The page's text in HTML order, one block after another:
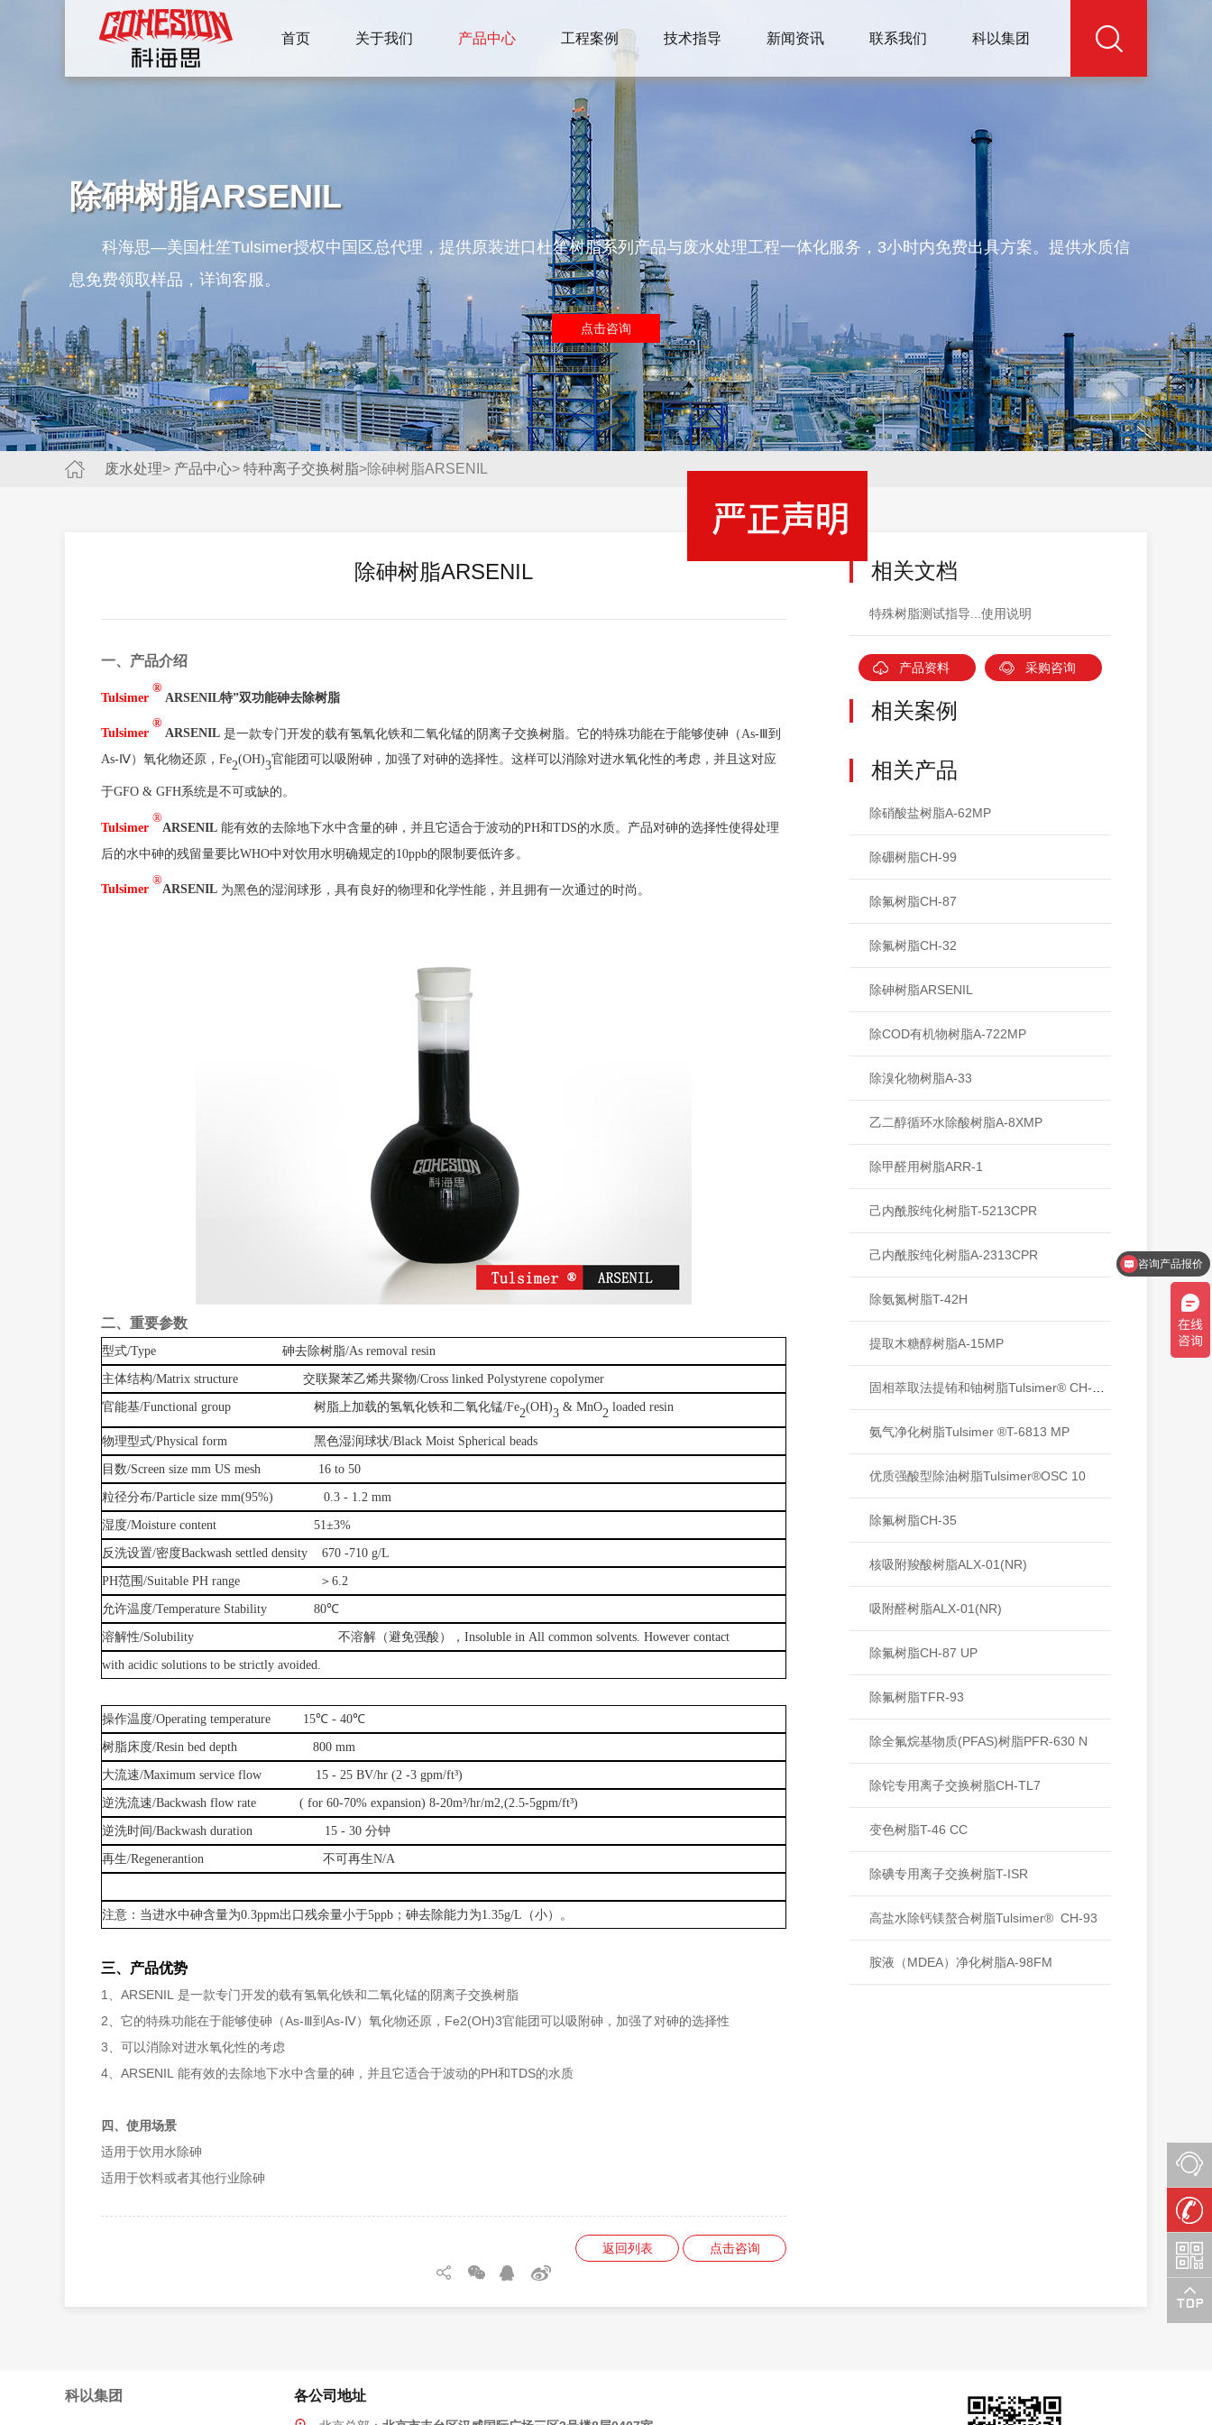
首页 关于我们 产品中心 工程案例 技术指导 新闻资讯 联系我们 科以集团
除砷树脂ARSENIL
科海思—美国杜笙Tulsimer授权中国区总代理，提供原装进口杜笙树脂系列产品与废水处理工程一体化服务，3小时内免费出具方案。提供水质信
息免费领取样品，详询客服。
点击咨询
废水处理> 产品中心> 特种离子交换树脂>除砷树脂ARSENIL
除砷树脂ARSENIL
一、 产品介绍
Tulsimer
®
ARSENIL特”双功能砷去除树脂
Tulsimer
®
ARSENIL 是一款专门开发的载有氢氧化铁和二氧化锰的阴离子交换树脂。它的特殊功能在于能够使砷（As-Ⅲ到
As-Ⅳ）氧化物还原，Fe2(OH)3官能团可以吸附砷，加强了对砷的选择性。这样可以消除对进水氧化性的考虑，并且这对应
于GFO & GFH系统是不可或缺的。
Tulsimer
®
ARSENIL 能有效的去除地下水中含量的砷，并且它适合于波动的PH和TDS的水质。产品对砷的选择性使得处理
后的水中砷的残留量要比WHO中对饮用水明确规定的10ppb的限制要低许多。
Tulsimer
®
ARSENIL 为黑色的湿润球形，具有良好的物理和化学性能，并且拥有一次通过的时尚。
二、重要参数
型式/Type 砷去除树脂/As removal resin
主体结构/Matrix structure 交联聚苯乙烯共聚物/Cross linked Polystyrene copolymer
官能基/Functional group 树脂上加载的氢氧化铁和二氧化锰/Fe2(OH)3 & MnO2 loaded resin
物理型式/Physical form 黑色湿润球状/Black Moist Spherical beads
目数/Screen size mm US mesh 16 to 50
粒径分布/Particle size mm(95%) 0.3 - 1.2 mm
湿度/Moisture content 51±3%
反洗设置/密度Backwash settled density 670 -710 g/L
PH范围/Suitable PH range ＞6.2
允许温度/Temperature Stability 80℃
溶解性/Solubility 不溶解（避免强酸）， Insoluble in All common solvents. However contact
with acidic solutions to be strictly avoided.
操作温度/Operating temperature 15℃ - 40℃
树脂床度/Resin bed depth 800 mm
大流速/Maximum service flow 15 - 25 BV/hr (2 -3 gpm/ft³)
逆洗流速/Backwash flow rate ( for 60-70% expansion) 8-20m³/hr/m2,(2.5-5gpm/ft³)
逆洗时间/Backwash duration 15 - 30 分钟
再生/Regenerantion 不可再生N/A
注意：当进水中砷含量为0.3ppm出口残余量小于5ppb；砷去除能力为1.35g/L（小）。
三、产品优势
1、ARSENIL 是一款专门开发的载有氢氧化铁和二氧化锰的阴离子交换树脂
2、它的特殊功能在于能够使砷（As-Ⅲ到As-Ⅳ）氧化物还原，Fe2(OH)3官能团可以吸附砷，加强了对砷的选择性
3、可以消除对进水氧化性的考虑
4、ARSENIL 能有效的去除地下水中含量的砷，并且它适合于波动的PH和TDS的水质
四、使用场景
适用于饮用水除砷
适用于饮料或者其他行业除砷
返回列表 点击咨询
相关文档
特殊树脂测试指导...使用说明
产品资料 采购咨询
相关案例
相关产品
除硝酸盐树脂A-62MP
除硼树脂CH-99
除氟树脂CH-87
除氟树脂CH-32
除砷树脂ARSENIL
除COD有机物树脂A-722MP
除溴化物树脂A-33
乙二醇循环水除酸树脂A-8XMP
除甲醛用树脂ARR-1
己内酰胺纯化树脂T-5213CPR
己内酰胺纯化树脂A-2313CPR
除氨氮树脂T-42H
提取木糖醇树脂A-15MP
氨气净化树脂Tulsimer ®T-6813 MP
优质强酸型除油树脂Tulsimer®OSC 10
除氟树脂CH-35
核吸附羧酸树脂ALX-01(NR)
吸附醛树脂ALX-01(NR)
除氟树脂CH-87 UP
除氟树脂TFR-93
除全氟烷基物质(PFAS)树脂PFR-630 N
除铊专用离子交换树脂CH-TL7
变色树脂T-46 CC
除碘专用离子交换树脂T-ISR
高盐水除钙镁螯合树脂Tulsimer® CH-93
胺液（MDEA）净化树脂A-98FM
科以集团 各公司地址
咨询产品报价
项目对接